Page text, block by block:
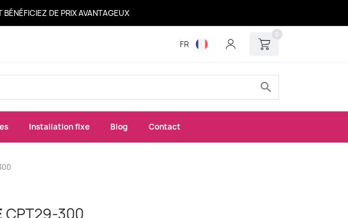
BÉNÉFICIEZ DE PRIX AVANTAGEUX
FR
0
search
Installation fixe Blog Contact